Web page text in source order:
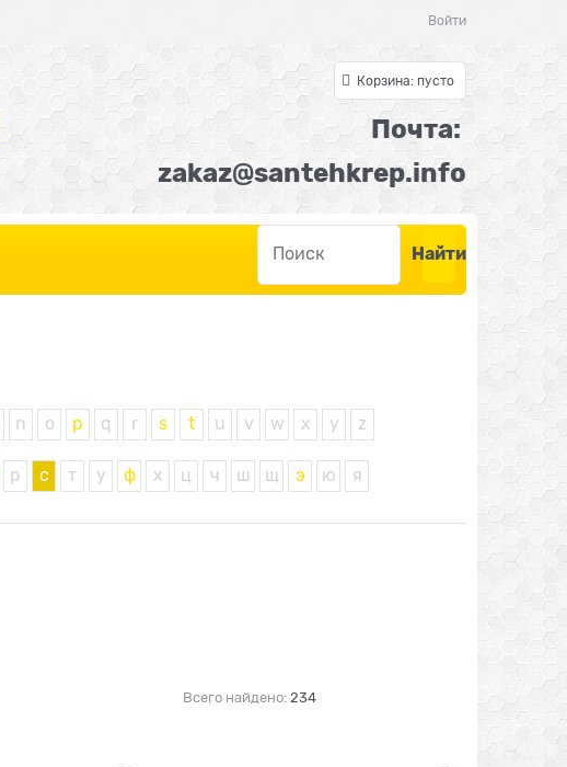
Войти
Корзина: пусто
Почта:
zakaz@santehkrep.info
Найти
n o p q r s t u v w x y z
р с т у ф х ц ч ш щ э ю я
Всего найдено: 234